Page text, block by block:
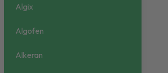
Algix
Algofen
Alkeran